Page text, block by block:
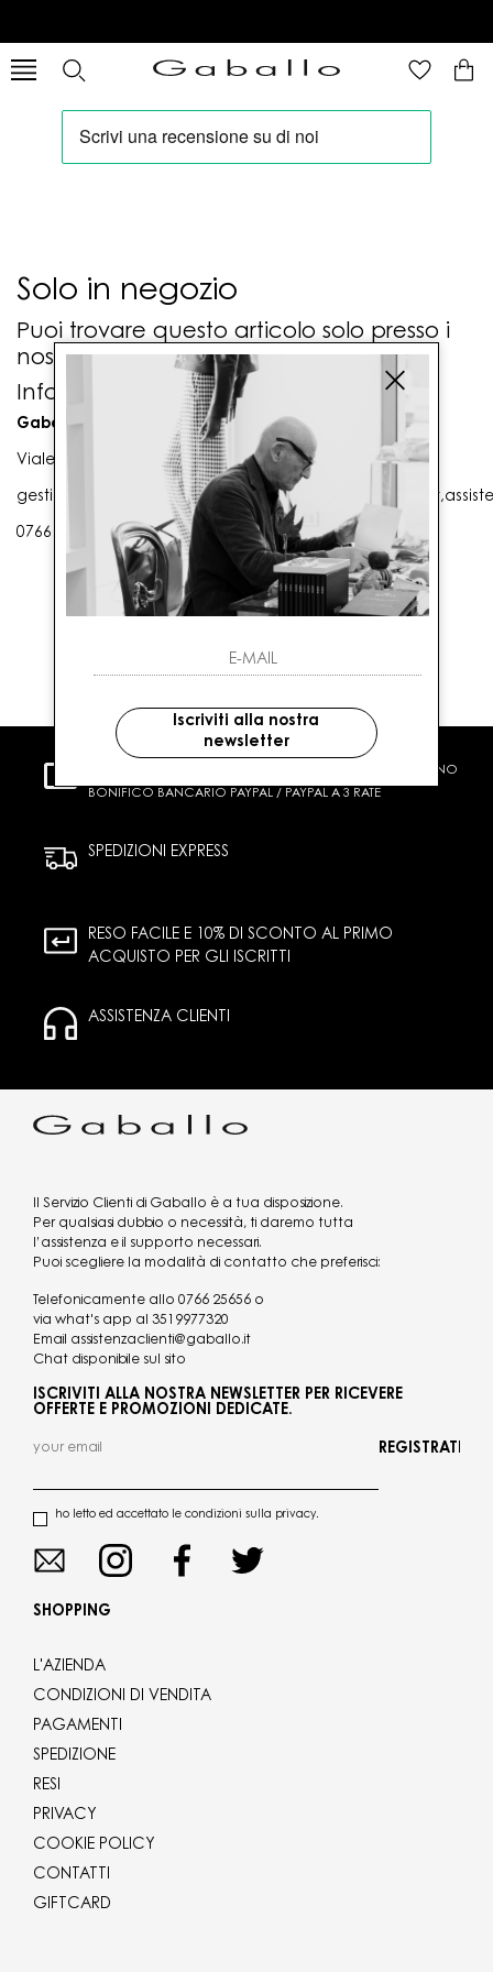
Solo in negozio
Puoi trovare questo articolo solo presso i
nostri punti vendita:
Info contatti
Gaballo Mario srl
Viale G. Matteotti n. 23 00053 Civitavecchia (RM)
0766 25656
CARTA DI CREDITO CONTRASSEGNO
BONIFICO BANCARIO PAYPAL / PAYPAL A 3 RATE
SPEDIZIONI EXPRESS
RESO FACILE E 10% DI SCONTO AL PRIMO
ACQUISTO PER GLI ISCRITTI
ASSISTENZA CLIENTI
Il Servizio Clienti di Gaballo è a tua disposizione.
Per qualsiasi dubbio o necessità, ti daremo tutta
l’assistenza e il supporto necessari.
Puoi scegliere la modalità di contatto che preferisci:
Telefonicamente allo 0766 25656 o
via what's app al 3519977320
Email assistenzaclienti@gaballo.it
Chat disponibile sul sito
ISCRIVITI ALLA NOSTRA NEWSLETTER PER RICEVERE
OFFERTE E PROMOZIONI DEDICATE.
ho letto ed accettato le condizioni sulla privacy.
REGISTRATI
SHOPPING
L'AZIENDA
CONDIZIONI DI VENDITA
PAGAMENTI
SPEDIZIONE
RESI
PRIVACY
COOKIE POLICY
CONTATTI
GIFTCARD
Iscriviti alla nostra
newsletter